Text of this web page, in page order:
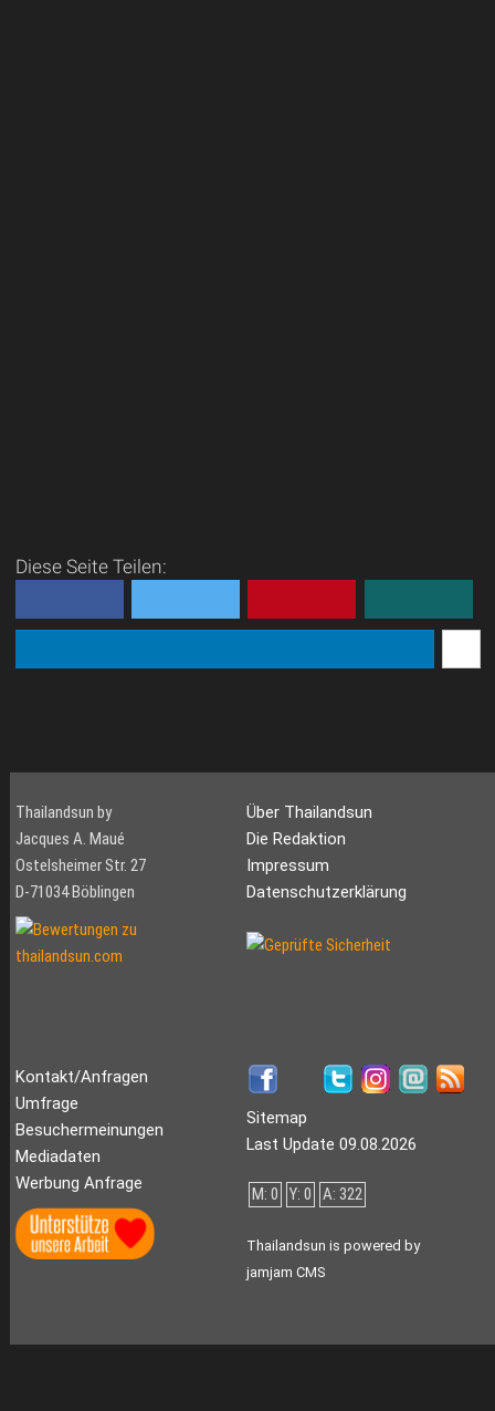
Diese Seite Teilen:
Thailandsun by
Jacques A. Maué
Ostelsheimer Str. 27
D-71034 Böblingen
Über Thailandsun
Die Redaktion
Impressum
Datenschutzerklärung
Kontakt/Anfragen
Umfrage
Besuchermeinungen
Mediadaten
Werbung Anfrage
Sitemap
Last Update 09.08.2026
M: 0 Y: 0 A: 322
Thailandsun is powered by
jamjam CMS